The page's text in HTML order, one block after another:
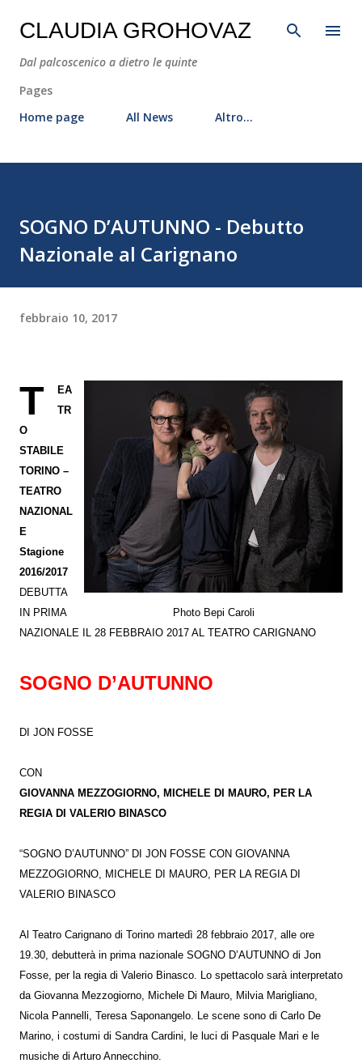
Passa ai contenuti principali
CLAUDIA GROHOVAZ
Dal palcoscenico a dietro le quinte
Pages
Home page
All News Altro…
SOGNO D’AUTUNNO - Debutto
Nazionale al Carignano
febbraio 10, 2017
Photo Bepi Caroli
T
EA
TR
O
STABILE
TORINO –
TEATRO
NAZIONAL
E
Stagione
2016/2017
DEBUTTA
IN PRIMA
NAZIONALE IL 28 FEBBRAIO 2017 AL TEATRO CARIGNANO
SOGNO D’AUTUNNO
DI JON FOSSE
CON
GIOVANNA MEZZOGIORNO, MICHELE DI MAURO, PER LA
REGIA DI VALERIO BINASCO
“SOGNO D’AUTUNNO” DI JON FOSSE CON GIOVANNA
MEZZOGIORNO, MICHELE DI MAURO, PER LA REGIA DI
VALERIO BINASCO
Al Teatro Carignano di Torino martedì 28 febbraio 2017, alle ore
19.30, debutterà in prima nazionale SOGNO D’AUTUNNO di Jon
Fosse, per la regia di Valerio Binasco. Lo spettacolo sarà interpretato
da Giovanna Mezzogiorno, Michele Di Mauro, Milvia Marigliano,
Nicola Pannelli, Teresa Saponangelo. Le scene sono di Carlo De
Marino, i costumi di Sandra Cardini, le luci di Pasquale Mari e le
musiche di Arturo Annecchino.